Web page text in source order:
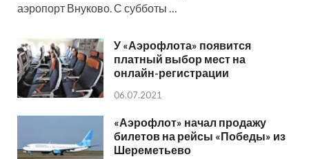
аэропорт Внуково. С субботы …
У «Аэрофлота» появится
платный выбор мест на
онлайн-регистрации
06.07.2021
«Аэрофлот» начал продажу
билетов на рейсы «Победы» из
Шереметьево